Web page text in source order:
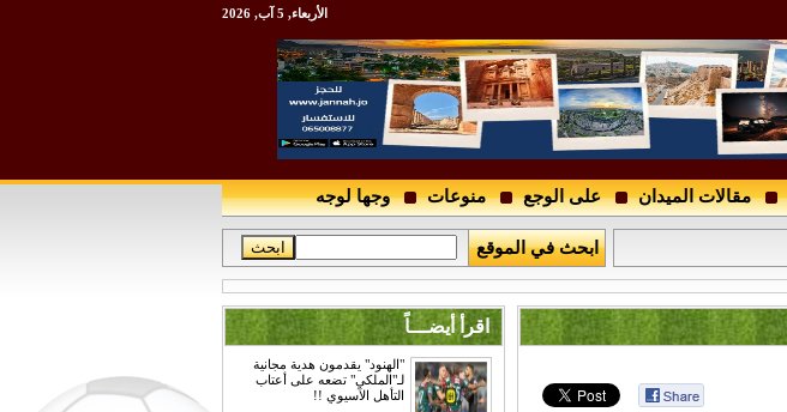
الأربعاء, 5 آب, 2026
مقالات الميدان على الوجع منوعات
وجها لوجه
ابحث في الموقع
اقرأ أيضـــاً
"الهنود" يقدمون هدية مجانية
لـ"الملكي" تضعه على أعتاب
التأهل الآسيوي !!